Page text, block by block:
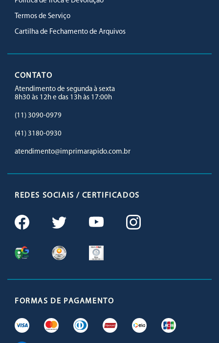
Termos de Serviço
Cartilha de Fechamento de Arquivos
CONTATO
Atendimento de segunda à sexta
8h30 às 12h e das 13h às 17:00h
(11) 3090-0979
(41) 3180-0930
atendimento@imprimarapido.com.br
REDES SOCIAIS / CERTIFICADOS
FORMAS DE PAGAMENTO